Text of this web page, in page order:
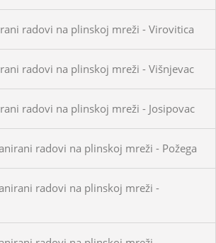
radovi na plinskoj mreži - Virovitica
radovi na plinskoj mreži - Višnjevac
radovi na plinskoj mreži - Josipovac
radovi na plinskoj mreži - Požega
radovi na plinskoj mreži -